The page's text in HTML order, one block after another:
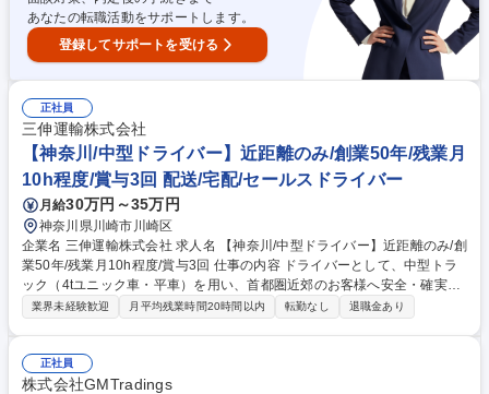
あなたの転職活動をサポートします。
登録してサポートを受ける
正社員
三伸運輸株式会社
【神奈川/中型ドライバー】近距離のみ/創業50年/残業月
10h程度/賞与3回 配送/宅配/セールスドライバー
月給30万円～35万円
神奈川県川崎市川崎区
企業名 三伸運輸株式会社 求人名 【神奈川/中型ドライバー】近距離のみ/創
業50年/残業月10h程度/賞与3回 仕事の内容 ドライバーとして、中型トラ
ック（4tユニック車・平車）を用い、首都圏近郊のお客様へ安全・確実に
資材を届ける業務をお任せします。 ■4tユニック車での木箱・自動車整備
降ろしはユニックやフォークリフトを使用するため、重い荷物の手積み・
手卸しはほぼなく、体力的にも安心です。 ■前日に積み込みを行い、翌朝
業界未経験歓迎 月平均残業時間20時間以内 転勤なし 退職金あり
正社員
株式会社GMTradings